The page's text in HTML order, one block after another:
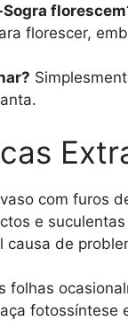
florescer,
com furos
e
causa de
folhas
fotossíntese